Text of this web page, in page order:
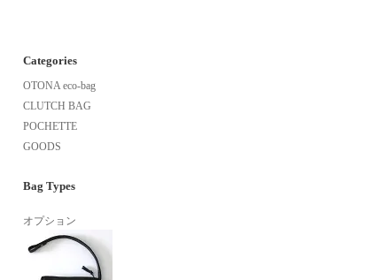
Categories
OTONA eco-bag
CLUTCH BAG
POCHETTE
GOODS
Bag Types
オプション